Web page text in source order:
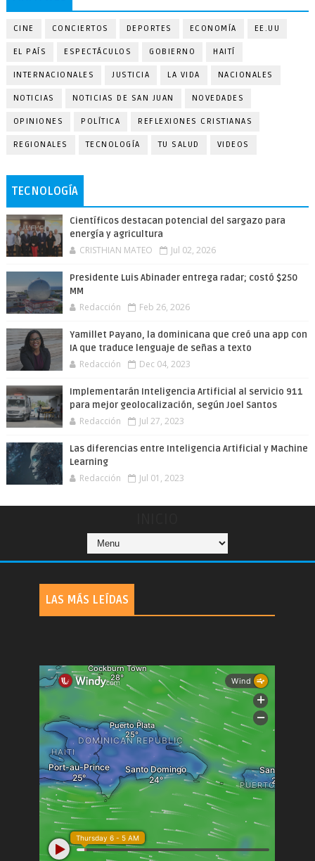
CINE CONCIERTOS DEPORTES ECONOMÍA EE.UU
EL PAÍS ESPECTÁCULOS GOBIERNO HAITÍ
INTERNACIONALES JUSTICIA LA VIDA NACIONALES
NOTICIAS NOTICIAS DE SAN JUAN NOVEDADES
OPINIONES POLÍTICA REFLEXIONES CRISTIANAS
REGIONALES TECNOLOGÍA TU SALUD VIDEOS
TECNOLOGÍA
Científicos destacan potencial del sargazo para
energía y agricultura
CRISTHIAN MATEO Jul 02, 2026
Presidente Luis Abinader entrega radar; costó $250
MM
Redacción Feb 26, 2026
Yamillet Payano, la dominicana que creó una app con
IA que traduce lenguaje de señas a texto
Redacción Dec 04, 2023
Implementarán Inteligencia Artificial al servicio 911
para mejor geolocalización, según Joel Santos
Redacción Jul 27, 2023
Las diferencias entre Inteligencia Artificial y Machine
Learning
Redacción Jul 01, 2023
LAS MÁS LEÍDAS